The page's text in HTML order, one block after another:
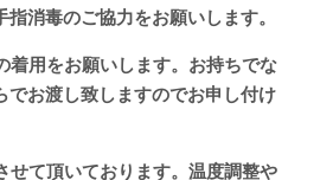
消毒のご協力をお願いします。
着用をお願いします。お持ちでな
でお渡し致しますのでお申し付け
せて頂いております。温度調整や